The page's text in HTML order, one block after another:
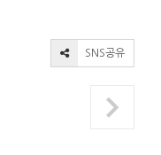
SNS공유